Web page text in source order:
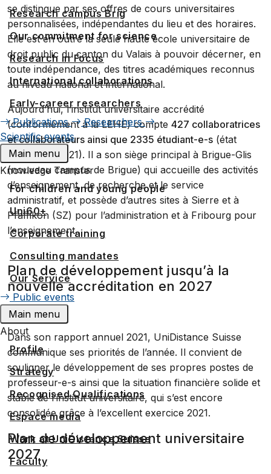
Research campus Brig
Our commitment for science
Research in Focus
International collaborations
Early-career researchers
Publications
Researchers
Scientific events
Main menu
Knowledge Transfer
For children and young people
Uni60+
Corporate training
Consulting mandates
Our Service
Public events
Main menu
About
Profile
Strategy
Recognised Qualifications
Espace media
Work at UniDistance Suisse
Faculty
se distingue par ses offres de cours universitaires
personnalisées, indépendantes du lieu et des horaires.
Elle est en outre la seule haute école universitaire de
droit public du canton du Valais à pouvoir décerner, en
toute indépendance, des titres académiques reconnus
au niveau national et international.
Aujourd’hui, l’institut universitaire accrédité
(conformément à la LEHE) compte 427 collaboratrices
et collaborateurs ainsi que 2335 étudiant-e-s (état
novembre 2021). Il a son siège principal à Brigue-Glis
(nouveau campus de Brigue) qui accueille des activités
d’enseignement, de recherche et le service
administratif, et possède d’autres sites à Sierre et à
Pfäffikon (SZ) pour l’administration et à Fribourg pour
l’enseignement.
Plan de développement jusqu’à la
nouvelle accréditation en 2027
Dans son rapport annuel 2021, UniDistance Suisse
communique ses priorités de l’année. Il convient de
souligner le développement de ses propres postes de
professeur-e-s ainsi que la situation financière solide et
stable de l’institut universitaire, qui s’est encore
consolidée grâce à l’excellent exercice 2021.
Plan de développement universitaire
2027